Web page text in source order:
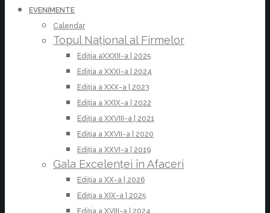
EVENIMENTE
Calendar
Topul Național al Firmelor
Ediția aXXXII-a | 2025
Ediția a XXXI-a | 2024
Ediția a XXX-a | 2023
Ediția a XXIX-a | 2022
Ediția a XXVIII-a | 2021
Ediția a XXVII-a | 2020
Ediția a XXVI-a | 2019
Gala Excelenței în Afaceri
Ediția a XX-a | 2026
Ediția a XIX-a | 2025
Ediția a XVIII-a | 2024